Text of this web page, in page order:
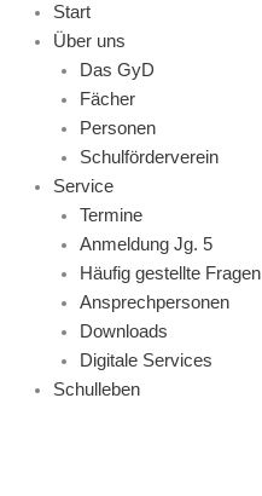
Start
Über uns
Das GyD
Fächer
Personen
Schulförderverein
Service
Termine
Anmeldung Jg. 5
Häufig gestellte Fragen
Ansprechpersonen
Downloads
Digitale Services
Schulleben